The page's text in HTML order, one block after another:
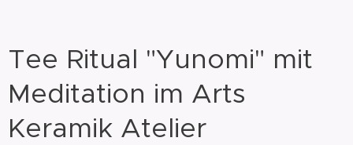
Tee Ritual "Yunomi" mit
Meditation im Arts
Keramik Atelier